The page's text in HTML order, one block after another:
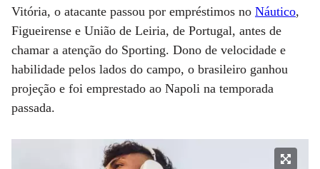
Vitória, o atacante passou por empréstimos no Náutico,
Figueirense e União de Leiria, de Portugal, antes de
chamar a atenção do Sporting. Dono de velocidade e
habilidade pelos lados do campo, o brasileiro ganhou
projeção e foi emprestado ao Napoli na temporada
passada.